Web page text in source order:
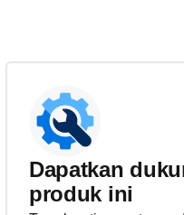
Dapatkan
produk ini